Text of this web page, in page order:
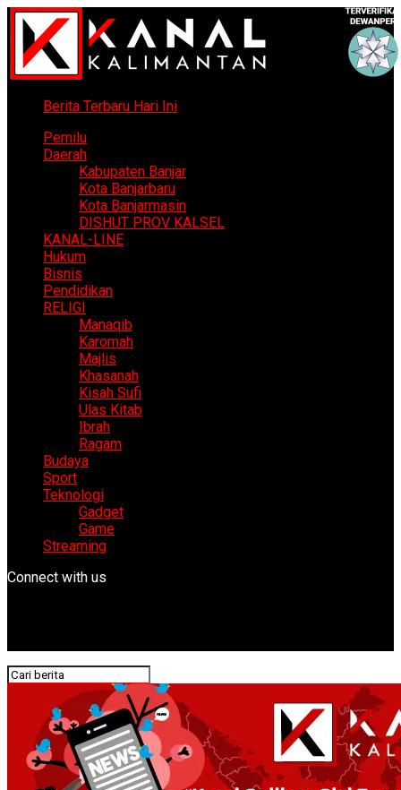
Berita Terbaru Hari Ini
Pemilu
Daerah
Kabupaten Banjar
Kota Banjarbaru
Kota Banjarmasin
DISHUT PROV KALSEL
KANAL-LINE
Hukum
Bisnis
Pendidikan
RELIGI
Manaqib
Karomah
Majlis
Khasanah
Kisah Sufi
Ulas Kitab
Ibrah
Ragam
Budaya
Sport
Teknologi
Gadget
Game
Streaming
Connect with us